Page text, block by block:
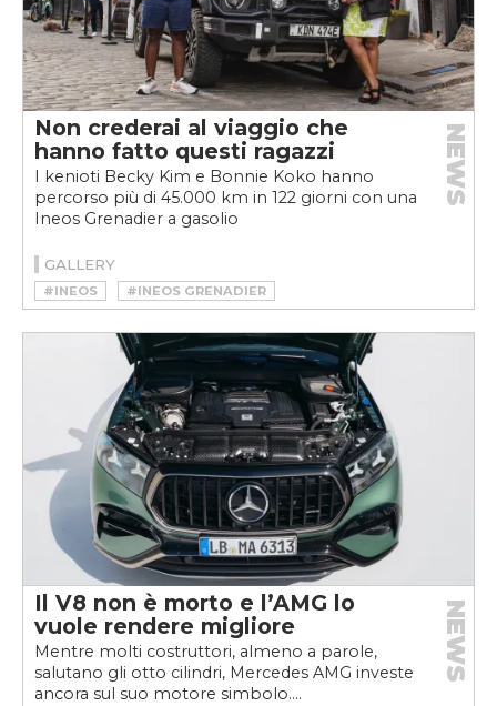
Non crederai al viaggio che
hanno fatto questi ragazzi
I kenioti Becky Kim e Bonnie Koko hanno
percorso più di 45.000 km in 122 giorni con una
Ineos Grenadier a gasolio
NEWS
GALLERY
#INEOS #INEOS GRENADIER
Il V8 non è morto e l’AMG lo
vuole rendere migliore
Mentre molti costruttori, almeno a parole,
salutano gli otto cilindri, Mercedes AMG investe
ancora sul suo motore simbolo....
NEWS